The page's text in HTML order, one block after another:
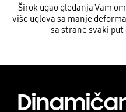
Širok ugao gledanja Vam
više uglova sa manje
sa strane svaki